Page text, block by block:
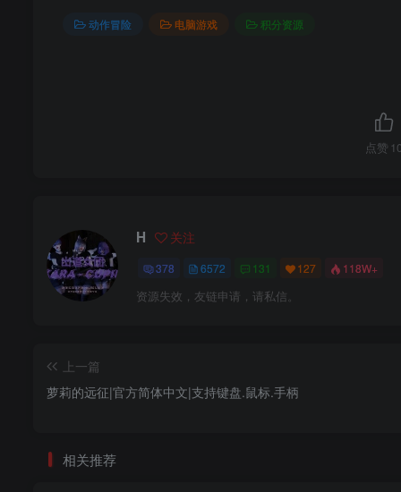
动作冒险 电脑游戏 积分资源
点赞
H 关注
378 6572 131 127 118W+
资源失效，友链申请，请私信。
上一篇
萝莉的远征|官方简体中文|支持键盘.鼠标.手柄
相关推荐